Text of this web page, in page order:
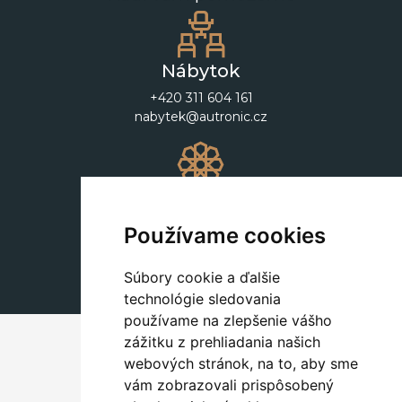
Používame cookies
Súbory cookie a ďalšie
technológie sledovania
používame na zlepšenie vášho
zážitku z prehliadania našich
webových stránok, na to, aby sme
vám zobrazovali prispôsobený
Nábytok
+420 311 604 161
nabytek@autronic.cz
+420 311 604 182
dekorace@autronic.cz